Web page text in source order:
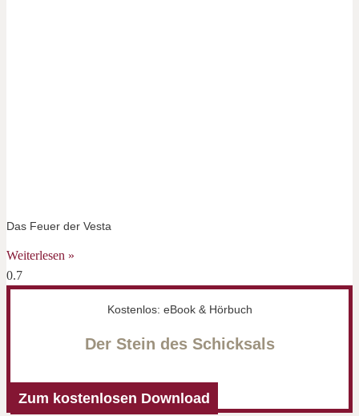
Das Feuer der Vesta
Weiterlesen »
Kostenlos: eBook & Hörbuch
Der Stein des Schicksals
Zum kostenlosen Download